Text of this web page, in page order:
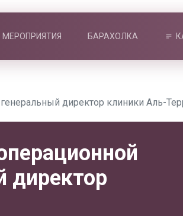
МЕРОПРИЯТИЯ БАРАХОЛКА
директор клиники Аль-
директор